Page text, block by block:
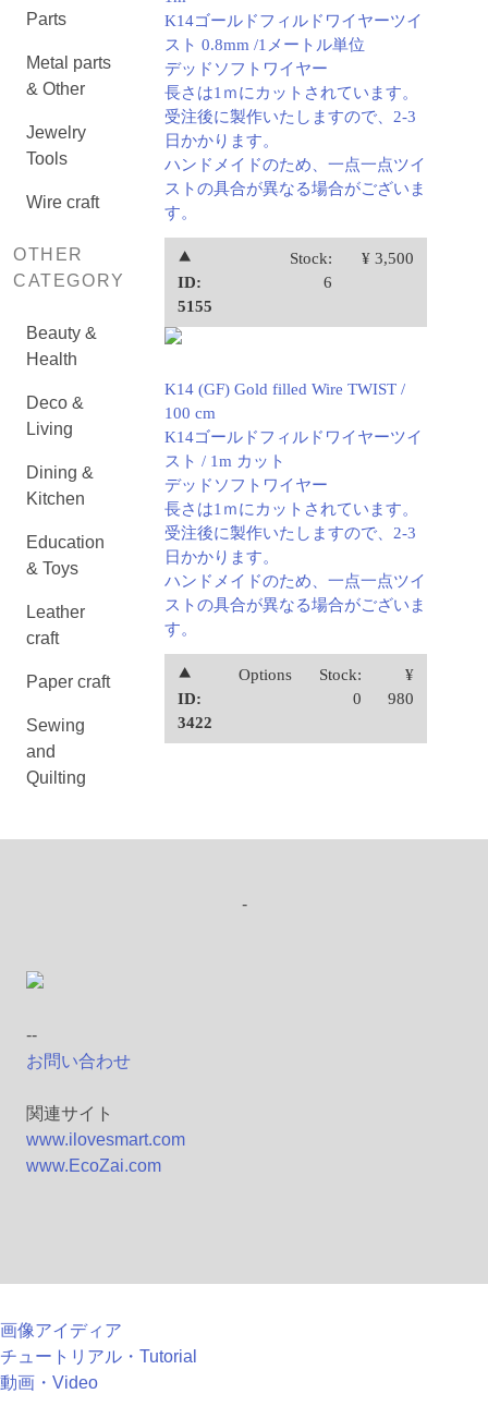
Parts
Metal parts
& Other
Jewelry
Tools
Wire craft
OTHER
CATEGORY
Beauty &
Health
Deco &
Living
Dining &
Kitchen
Education
& Toys
Leather
craft
Paper craft
Sewing
and
Quilting
K14ゴールドフィルドワイヤーツイ
スト 0.8mm /1メートル単位
デッドソフトワイヤー
長さは1ｍにカットされています。
受注後に製作いたしますので、2-3
日かかります。
ハンドメイドのため、一点一点ツイ
ストの具合が異なる場合がございま
す。
⯅
ID:
5155
Stock:
6
¥ 3,500
K14 (GF) Gold filled Wire TWIST /
100 cm
K14ゴールドフィルドワイヤーツイ
スト / 1m カット
デッドソフトワイヤー
長さは1ｍにカットされています。
受注後に製作いたしますので、2-3
日かかります。
ハンドメイドのため、一点一点ツイ
ストの具合が異なる場合がございま
す。
⯅
ID:
3422
Options
Stock:
0
¥
980
-
--
お問い合わせ
関連サイト
www.ilovesmart.com
www.EcoZai.com
画像アイディア
チュートリアル・Tutorial
動画・Video